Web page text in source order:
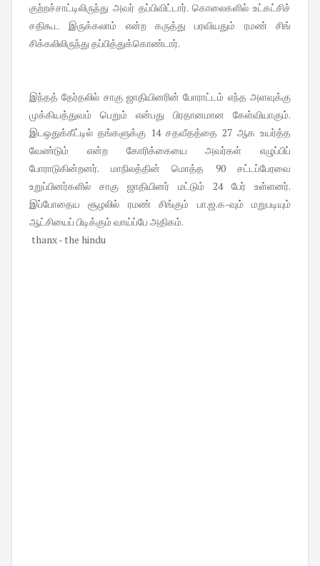
குற்றச்சாட்டிலிருந்து அவர் தப்பிவிட்டார். கொலைகளில் உட்கட்சிச்
சதிகூட இருக்கலாம் என்ற கருத்து பரவியதும் ரமண் சிங்
சிக்கலிலிருந்து தப்பித்துக்கொண்டார்.
இந்தத் தேர்தலில் சாகு ஜாதியினரின் போராட்டம் எந்த அளவுக்கு
முக்கியத்துவம் பெறும் என்பது பிரதானமான கேள்வியாகும்.
இடஒதுக்கீட்டில் தங்களுக்கு 14 சதவீதத்தை 27 ஆக உயர்த்த
வேண்டும் என்ற கோரிக்கையை அவர்கள் எழுப்பிப்
போராடுகின்றனர். மாநிலத்தின் மொத்த 90 சட்டப்பேரவை
உறுப்பினர்களில் சாகு ஜாதியினர் மட்டும் 24 பேர் உள்ளனர்.
இப்போதைய சூழலில் ரமண் சிங்கும் பா.ஜ.க-வும் மறுபடியும்
ஆட்சியைப் பிடிக்கும் வாய்ப்பே அதிகம்.
thanx - the hindu